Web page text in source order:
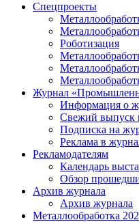
Спецпроекты
Роботизация
Журнал
Информация о
Свежий выпуск
Подписка на
Реклама в
Рекламодателям
Календарь
Обзор
Архив журнала
Архив журнала
Металлообработка